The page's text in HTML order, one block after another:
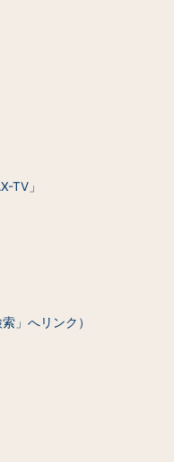
TV」
」へリンク）